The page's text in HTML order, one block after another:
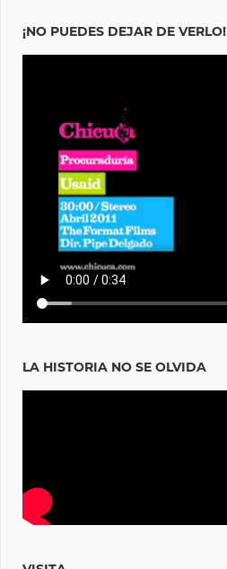
¡NO PUEDES DEJAR DE VERLO!
LA HISTORIA NO SE OLVIDA